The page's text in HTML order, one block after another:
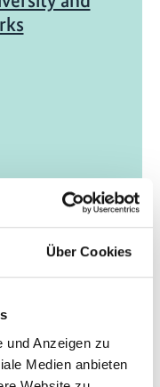
Über Cookies
und Anzeigen zu
Medien anbieten
-
für eine
resiliente